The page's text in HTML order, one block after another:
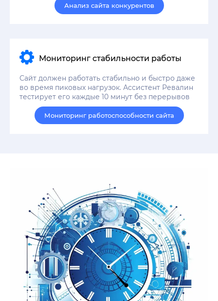
Анализ сайта конкурентов
Мониторинг стабильности работы
Сайт должен работать стабильно и быстро даже
во время пиковых нагрузок. Ассистент Ревалин
тестирует его каждые 10 минут без перерывов
Мониторинг работоспособности сайта